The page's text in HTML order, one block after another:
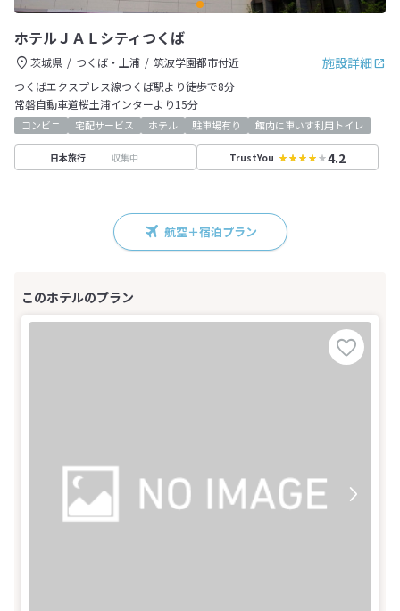
ホテルＪＡＬシティつくば
施設詳細
茨城県 つくば・土浦
筑波学園都市付近
つくばエクスプレス線つくば駅より徒歩で8分
常磐自動車道桜土浦インターより15分
コンビニ 宅配サービス ホテル 駐車場有り 館内に車いす利用トイレ
日本旅行 収集中 TrustYou 4.2
航空＋宿泊プラン